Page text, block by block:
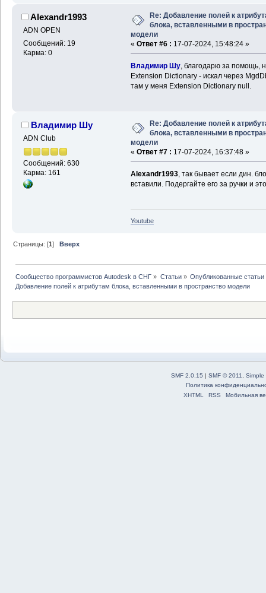
Alexandr1993
ADN OPEN
Сообщений: 19
Карма: 0
Re: Добавление полей к
блока, вставленными в
модели
« Ответ #6 : 17-07-2024, 15:48:24 »
Владимир Шу, благодарю за помощь,
Extension Dictionary - искал через
там у меня Extension Dictionary null.
Владимир Шу
ADN Club
Сообщений: 630
Карма: 161
Re: Добавление полей к
блока, вставленными в
модели
« Ответ #7 : 17-07-2024, 16:37:48 »
Alexandr1993, так бывает если дин.
вставили. Подергайте его за ручки и
Youtube
Страницы: [1]Вверх
Сообщество программистов Autodesk в СНГ » Статьи» Опубликованные статьи
Добавление полей к атрибутам блока, вставленными в пространство модели
SMF 2.0.15 | SMF © 2011
Simple
Политика
XHTML
RSS Мобильная